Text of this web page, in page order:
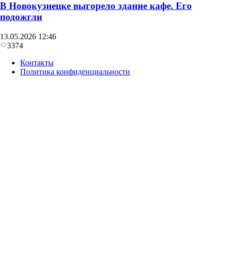
В Новокузнецке выгорело здание кафе. Его
подожгли
13.05.2026 12:46
3374
Контакты
Политика конфиденциальности